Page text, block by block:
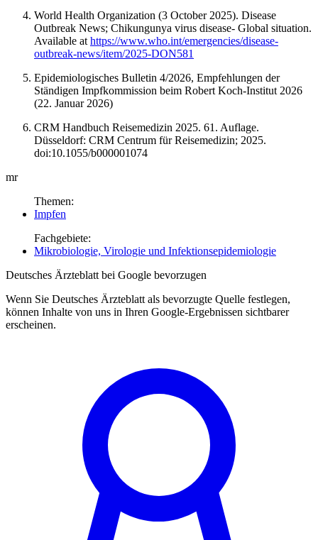
World Health Organization (3 October 2025). Disease
Outbreak News; Chikungunya virus disease- Global situation.
Available athttps://www.who.int/emergencies/disease-
outbreak-news/item/2025-DON581
Epidemiologisches Bulletin 4/2026, Empfehlungen der
Ständigen Impfkommission beim Robert Koch-Institut 2026
(22. Januar 2026)
CRM Handbuch Reisemedizin 2025. 61. Auflage.
Düsseldorf: CRM Centrum für Reisemedizin; 2025.
doi:10.1055/b000001074
mr
Themen:
Impfen
Fachgebiete:
Mikrobiologie, Virologie und Infektionsepidemiologie
Deutsches Ärzteblatt bei Google bevorzugen
Wenn Sie Deutsches Ärzteblatt als bevorzugte Quelle festlegen,
können Inhalte von uns in Ihren Google-Ergebnissen sichtbarer
erscheinen.